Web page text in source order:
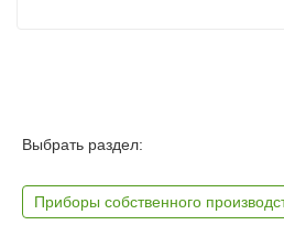
Выбрать раздел:
Приборы собственного